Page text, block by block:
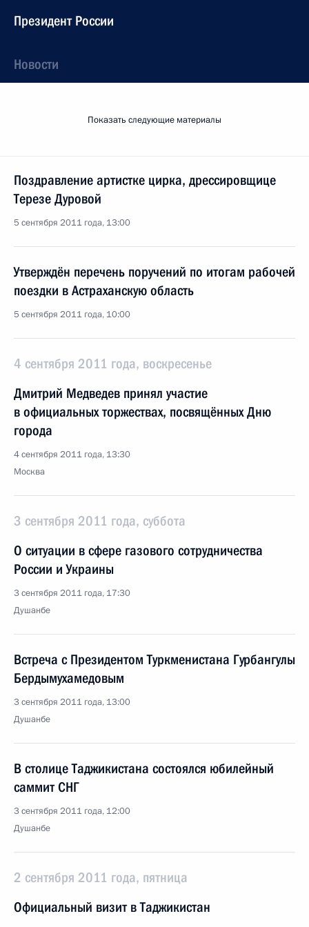
Президент России
Новости
Показать следующие материалы
Поздравление артистке цирка, дрессировщице
Терезе Дуровой
5 сентября 2011 года, 13:00
Утверждён перечень поручений по итогам рабочей
поездки в Астраханскую область
5 сентября 2011 года, 10:00
4 сентября 2011 года, воскресенье
Дмитрий Медведев принял участие
в официальных торжествах, посвящённых Дню
города
4 сентября 2011 года, 13:30
Москва
3 сентября 2011 года, суббота
О ситуации в сфере газового сотрудничества
России и Украины
3 сентября 2011 года, 17:30
Душанбе
Встреча с Президентом Туркменистана Гурбангулы
Бердымухамедовым
3 сентября 2011 года, 13:00
Душанбе
В столице Таджикистана состоялся юбилейный
саммит СНГ
3 сентября 2011 года, 12:00
Душанбе
2 сентября 2011 года, пятница
Официальный визит в Таджикистан